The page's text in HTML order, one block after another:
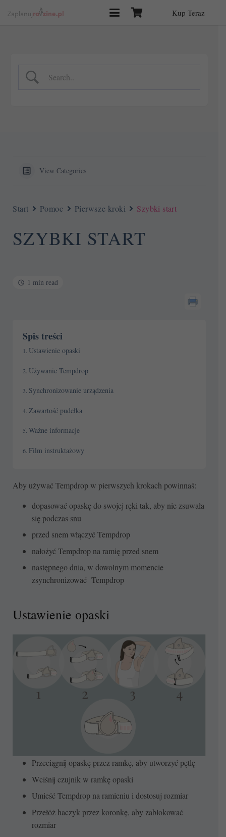
Kup Teraz
View Categories
Start Pomoc Pierwsze kroki Szybki start
SZYBKI START
1 min read
Spis treści
Ustawienie opaski
Używanie Tempdrop
Synchronizowanie urządzenia
Zawartość pudełka
Ważne informacje
Film instruktażowy
Aby używać Tempdrop w pierwszych krokach powinnaś:
dopasować opaskę do swojej ręki tak, aby nie zsuwała
się podczas snu
przed snem włączyć Tempdrop
nałożyć Tempdrop na ramię przed snem
następnego dnia, w dowolnym momencie
zsynchronizować Tempdrop
Ustawienie opaski
Przeciągnij opaskę przez ramkę, aby utworzyć pętlę
Wciśnij czujnik w ramkę opaski
Umieść Tempdrop na ramieniu i dostosuj rozmiar
Przełóż haczyk przez koronkę, aby zablokować
rozmiar